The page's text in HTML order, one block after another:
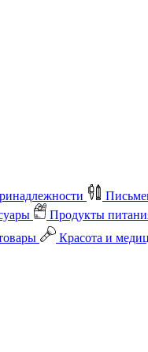
Продукты
Красота и